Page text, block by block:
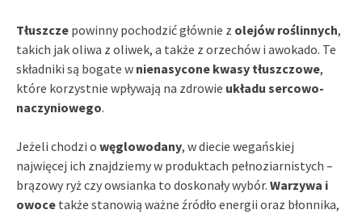
Tłuszcze powinny pochodzić głównie z olejów roślinnych,
takich jak oliwa z oliwek, a także z orzechów i awokado. Te
składniki są bogate w nienasycone kwasy tłuszczowe,
które korzystnie wpływają na zdrowie układu sercowo-
naczyniowego.
Jeżeli chodzi o węglowodany, w diecie wegańskiej
najwięcej ich znajdziemy w produktach pełnoziarnistych –
brązowy ryż czy owsianka to doskonały wybór. Warzywa i
owoce także stanowią ważne źródło energii oraz błonnika,